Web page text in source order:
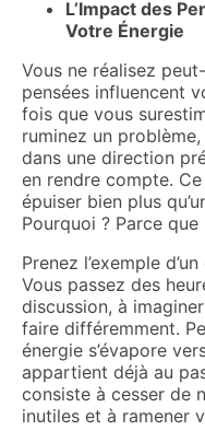
L’Impact des
Votre Énergie
Vous ne réalisez
pensées influencent
fois que vous
ruminez un
dans une direction
en rendre compte.
épuiser bien plus
Pourquoi ? Parce que
Prenez l’exemple
Vous passez des
discussion, à
faire différemment.
énergie s’évapore
appartient déjà au
consiste à cesser de
inutiles et à ramener